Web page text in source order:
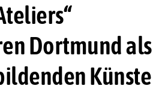
Dortmund als
Künste